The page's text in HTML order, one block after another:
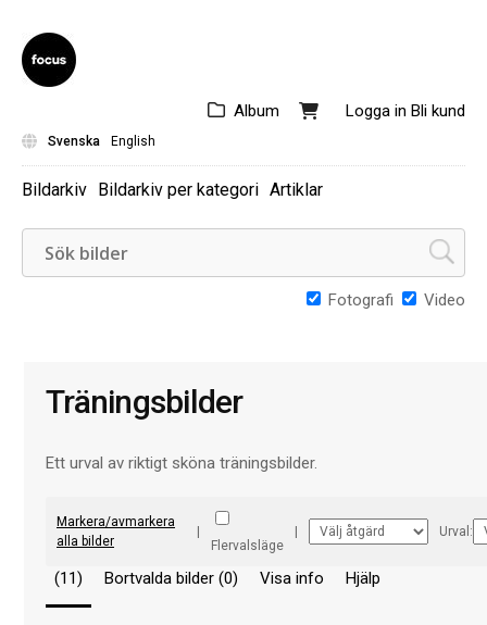
Logga in Bli kund
Album
Svenska English
Bildarkiv Bildarkiv per kategori Artiklar
Fotografi Video
Träningsbilder
Ett urval av riktigt sköna träningsbilder.
Markera/avmarkera
alla bilder
Flervalsläge
Urval:
(11) Bortvalda bilder (0) Visa info Hjälp